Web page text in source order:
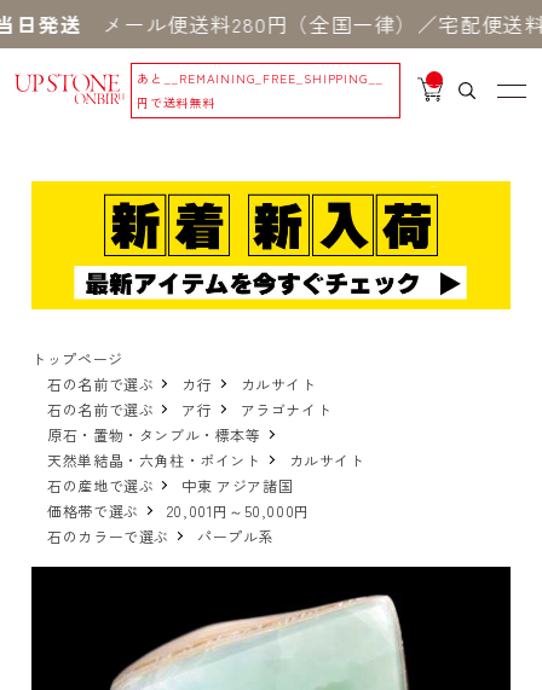
発送メール便送料280円（全国一律）／宅配便送
あと
__REMAINING_FREE_SHIPPING__
円で送料無料
__
IT
_
トップページ
石の名前で選ぶ
カ行
カルサイト
石の名前で選ぶ
ア行
アラゴナイト
原石・置物・タンブル・標本等
天然単結晶・六角柱・ポイント
カルサイト
石の産地で選ぶ
中東 アジア諸国
価格帯で選ぶ
20,001円～50,000円
石のカラーで選ぶ
パープル系